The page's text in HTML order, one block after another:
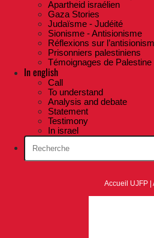
Apartheid israélien
Gaza Stories
Judaïsme - Judéité
Sionisme - Antisionisme
Réflexions sur
Prisonniers palestiniens
Témoignages de Palestine
In english
Call
To understand
Analysis and debate
Statement
Testimony
In israel
Accueil UJFP |